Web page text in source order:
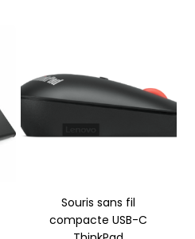
Souris sans fil
compacte USB-C